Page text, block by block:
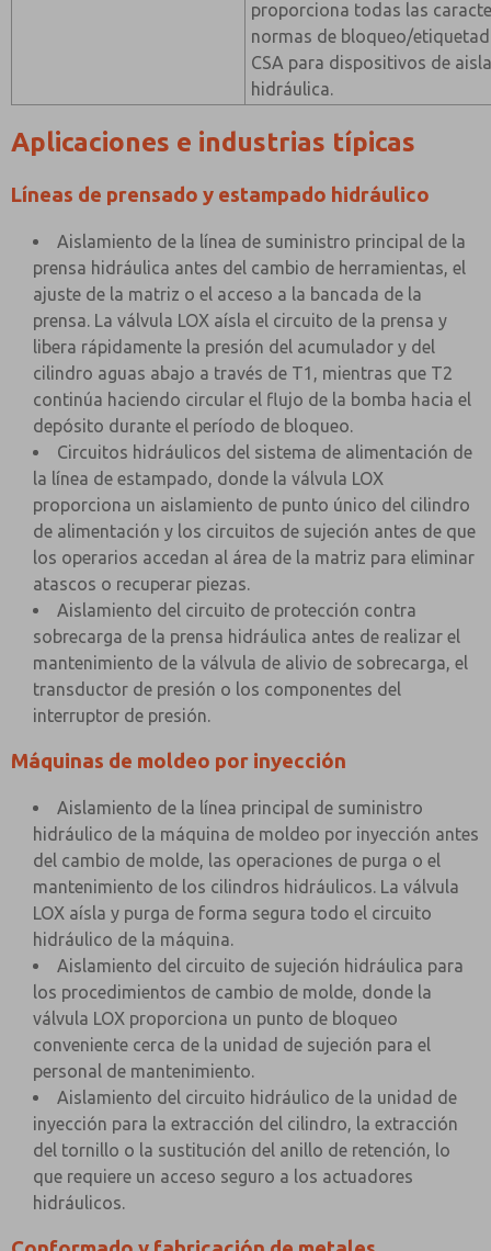
proporciona todas las
normas de bloqueo/
CSA para dispositivos de
hidráulica.
Aplicaciones e industrias típicas
Líneas de prensado y estampado hidráulico
Aislamiento de la línea de suministro principal de la
prensa hidráulica antes del cambio de herramientas, el
ajuste de la matriz o el acceso a la bancada de la
prensa. La válvula LOX aísla el circuito de la prensa y
libera rápidamente la presión del acumulador y del
cilindro aguas abajo a través de T1, mientras que T2
continúa haciendo circular el flujo de la bomba hacia el
depósito durante el período de bloqueo.
Circuitos hidráulicos del sistema de alimentación de
la línea de estampado, donde la válvula LOX
proporciona un aislamiento de punto único del cilindro
de alimentación y los circuitos de sujeción antes de que
los operarios accedan al área de la matriz para eliminar
atascos o recuperar piezas.
Aislamiento del circuito de protección contra
sobrecarga de la prensa hidráulica antes de realizar el
mantenimiento de la válvula de alivio de sobrecarga, el
transductor de presión o los componentes del
interruptor de presión.
Máquinas de moldeo por inyección
Aislamiento de la línea principal de suministro
hidráulico de la máquina de moldeo por inyección antes
del cambio de molde, las operaciones de purga o el
mantenimiento de los cilindros hidráulicos. La válvula
LOX aísla y purga de forma segura todo el circuito
hidráulico de la máquina.
Aislamiento del circuito de sujeción hidráulica para
los procedimientos de cambio de molde, donde la
válvula LOX proporciona un punto de bloqueo
conveniente cerca de la unidad de sujeción para el
personal de mantenimiento.
Aislamiento del circuito hidráulico de la unidad de
inyección para la extracción del cilindro, la extracción
del tornillo o la sustitución del anillo de retención, lo
que requiere un acceso seguro a los actuadores
hidráulicos.